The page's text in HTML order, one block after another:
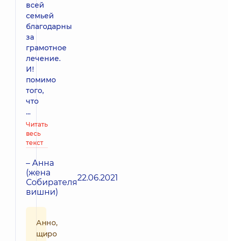
всей
семьей
благодарны
за
грамотное
лечение.
И!
помимо
того,
что
...
Читать
весь
текст
– Анна
(жена
Собирателя
вишни)
22.06.2021
Анно,
щиро